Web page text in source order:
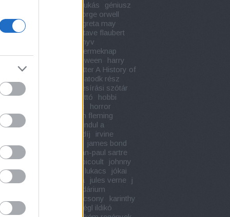
géniusz mikukás
géniusz
george orwell
gogol
greta may
ölelj és ölj
gustave flaubert
gyerekkönyv
gyermeknap
halloween
harry
Harry Potter
Harry Potter A History of
hatodk rész
hells angels
helyesírási szótár
david thoreau
herman ottó
hobbi
honore de balzac
horror
s thompson
ian fleming
könyv
indul a
ingyenes szállítási díj
irvine
james bond
jaroslav hasek
jean-paul sartre
jodi picoult
johnny
john edgar hoover john lukacs
jókai
attila juhász gyula jules verne
j
kalendárium
karácsony
karinthy
karl may
kégl ildikó